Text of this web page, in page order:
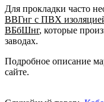
Для прокладки часто
ВВГнг с ПВХ
ВБбШнг, которые
заводах.
Подробное описание
сайте.